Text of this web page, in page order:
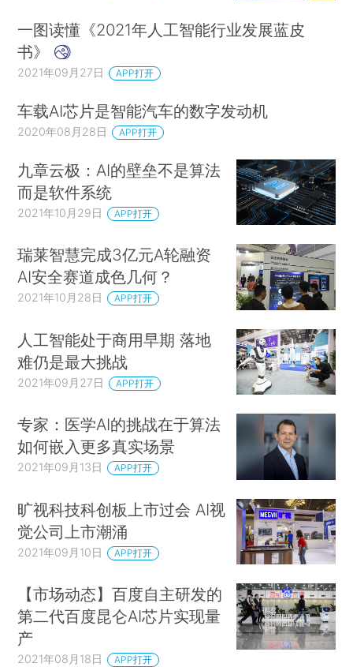
一图读懂《2021年人工智能行业发展蓝皮
书》
2021年09月27日 APP打开
车载AI芯片是智能汽车的数字发动机
2020年08月28日 APP打开
九章云极：AI的壁垒不是算法
而是软件系统
2021年10月29日 APP打开
瑞莱智慧完成3亿元A轮融资
AI安全赛道成色几何？
2021年10月28日 APP打开
人工智能处于商用早期 落地
难仍是最大挑战
2021年09月27日 APP打开
专家：医学AI的挑战在于算法
如何嵌入更多真实场景
2021年09月13日 APP打开
旷视科技科创板上市过会 AI视
觉公司上市潮涌
2021年09月10日 APP打开
【市场动态】百度自主研发的
第二代百度昆仑AI芯片实现量
产
2021年08月18日 APP打开